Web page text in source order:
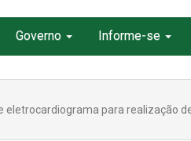
Governo Informe-se
eletrocardiograma para realização